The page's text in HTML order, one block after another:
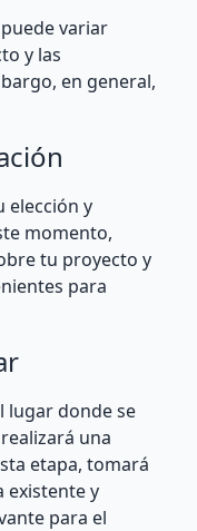
variar
y las
en general,
elección y
momento,
tu proyecto y
para
lugar donde se
una
etapa, tomará
existente y
para el